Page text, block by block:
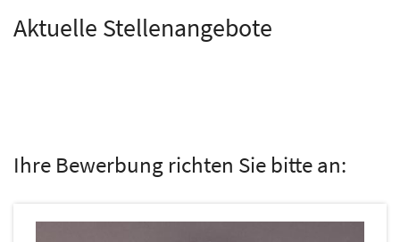
Aktuelle Stellenangebote
Ihre Bewerbung richten Sie bitte an: